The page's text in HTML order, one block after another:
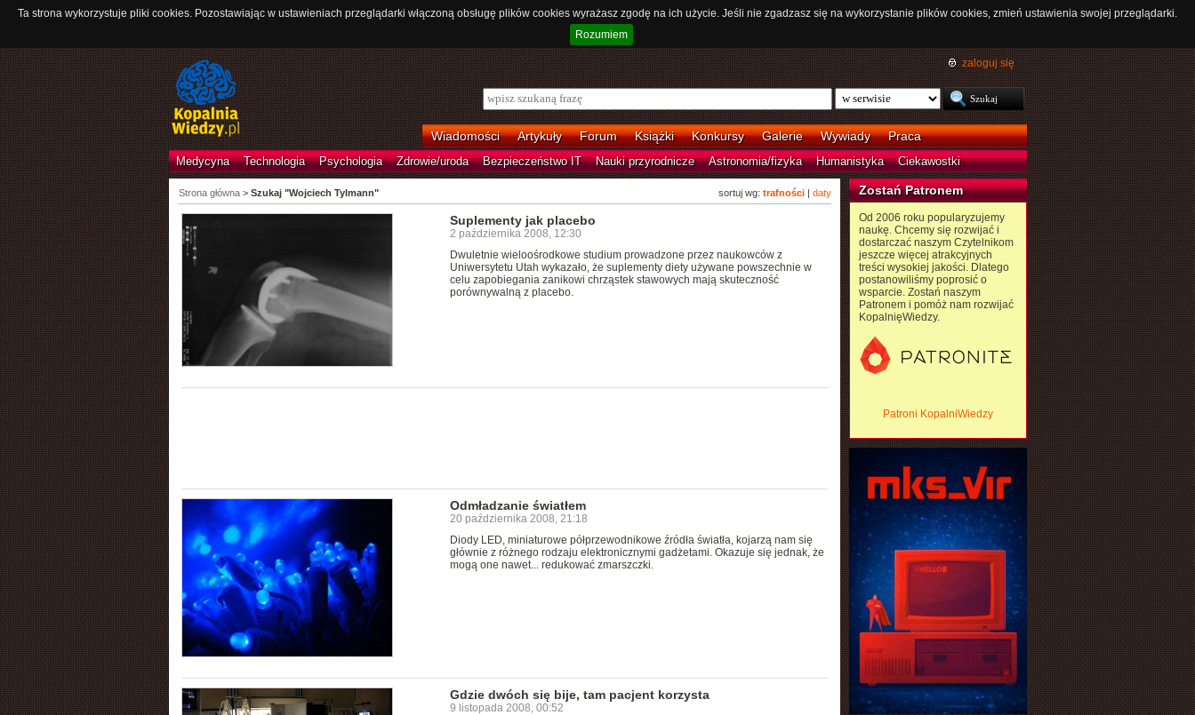
Ta strona wykorzystuje pliki cookies. Pozostawiając w ustawieniach przeglądarki włączoną obsługę plików cookies wyrażasz zgodę na ich użycie. Jeśli nie zgadzasz się na wykorzystanie plików cookies, zmień ustawienia swojej przeglądarki.
Rozumiem
zaloguj się
Wiadomości Artykuły Forum Książki Konkursy Galerie Wywiady Praca
Medycyna Technologia Psychologia Zdrowie/uroda Bezpieczeństwo IT Nauki przyrodnicze Astronomia/fizyka Humanistyka Ciekawostki
sortuj wg: trafności| daty
Strona główna> Szukaj "Wojciech Tylmann"
Suplementy jak placebo
2 października 2008, 12:30
Dwuletnie wieloośrodkowe studium prowadzone przez naukowców z
Uniwersytetu Utah wykazało, że suplementy diety używane powszechnie w
celu zapobiegania zanikowi chrząstek stawowych mają skuteczność
porównywalną z placebo.
Odmładzanie światłem
20 października 2008, 21:18
Diody LED, miniaturowe półprzewodnikowe źródła światła, kojarzą nam się
głównie z różnego rodzaju elektronicznymi gadżetami. Okazuje się jednak, że
mogą one nawet... redukować zmarszczki.
Gdzie dwóch się bije, tam pacjent korzysta
9 listopada 2008, 00:52
Zostań Patronem
Od 2006 roku popularyzujemy
naukę. Chcemy się rozwijać i
dostarczać naszym Czytelnikom
jeszcze więcej atrakcyjnych
treści wysokiej jakości. Dlatego
postanowiliśmy poprosić o
wsparcie. Zostań naszym
Patronem i pomóż nam rozwijać
KopalnięWiedzy.
Patroni KopalniWiedzy